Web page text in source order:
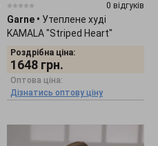
0 відгуків
Garne • Утеплене худі
KAMALA "Striped Heart"
темно-синє 9001478
Роздрібна ціна:
1648 грн.
Оптова ціна:
Дізнатись оптову ціну